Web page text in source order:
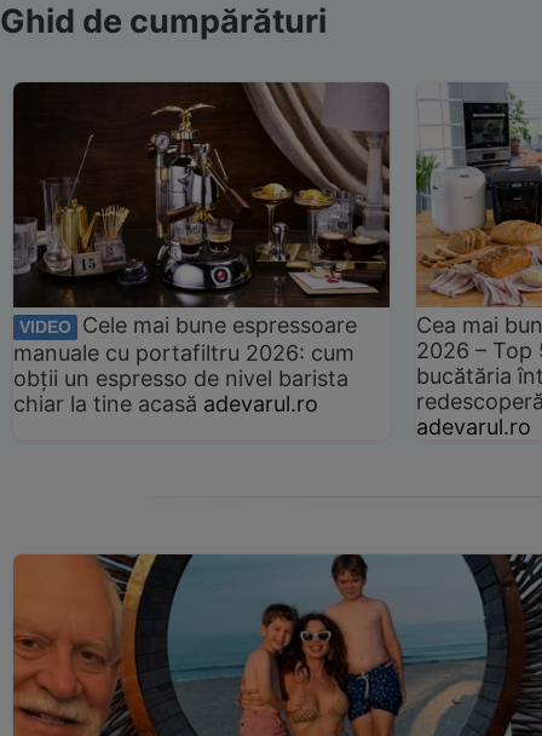
Ghid de cumpărături
VIDEO
Cele mai bune espressoare
manuale cu portafiltru 2026: cum
obții un espresso de nivel barista
chiar la tine acasă adevarul.ro
Cea mai
2026 –
bucătăria
adevarul.ro